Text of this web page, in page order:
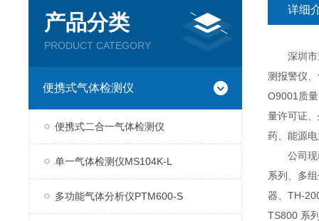
产品分类
PRODUCT CATEGORY
便携式气体检测仪
便携式二合一气体检测仪
单一气体检测仪MS104K-L
多功能气体分析仪PTM600-S
详细
深圳市逸
测报警仪
O9001质
量许可证
药、能源
公司现已
系列、多
器、TH-
TS800 系